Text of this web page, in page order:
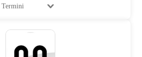
Termini